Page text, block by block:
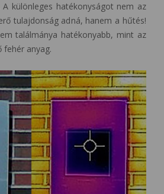
különleges hatékonyságot nem az
tulajdonság adná, hanem a hűtés!
találmánya hatékonyabb, mint az
fehér anyag.